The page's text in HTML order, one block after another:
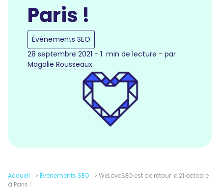
Paris !
Événements SEO
28 septembre 2021 - 1 min de lecture - par
Magalie Rousseaux
Accueil > Événements SEO > WeLoveSEO est de retour le 21 octobre
à Paris !